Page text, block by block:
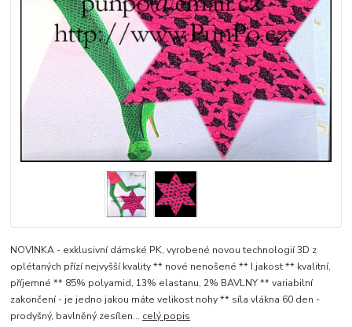
NOVINKA - exklusivní dámské PK, vyrobené novou technologií 3D z
oplétaných přízí nejvyšší kvality ** nové nenošené ** I.jakost ** kvalitní,
příjemné ** 85% polyamid, 13% elastanu, 2% BAVLNY ** variabilní
zakončení - je jedno jakou máte velikost nohy ** síla vlákna 60 den -
prodyšný, bavlněný zesílen... celý popis